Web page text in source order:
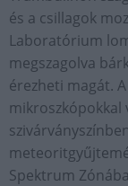
és a csillagok
Laboratórium
megszagolva
érezheti magát.
mikroszkópokkal
Spektrum